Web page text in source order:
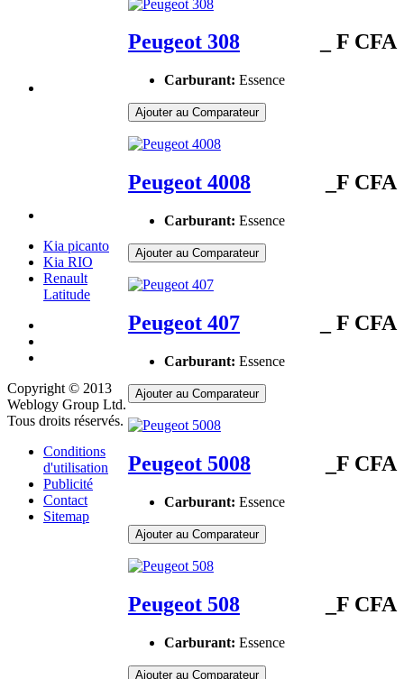
Peugeot 308 _ F CFA
Carburant: Essence
Ajouter au Comparateur
Peugeot 4008 _F CFA
Carburant: Essence
Ajouter au Comparateur
Peugeot 407 _ F CFA
Carburant: Essence
Ajouter au Comparateur
Peugeot 5008 _F CFA
Carburant: Essence
Ajouter au Comparateur
Peugeot 508 _F CFA
Carburant: Essence
Ajouter au Comparateur
Kia picanto
Kia RIO
Renault
Latitude
Copyright © 2013
Weblogy Group Ltd.
Tous droits réservés.
Conditions
d'utilisation
Publicité
Contact
Sitemap